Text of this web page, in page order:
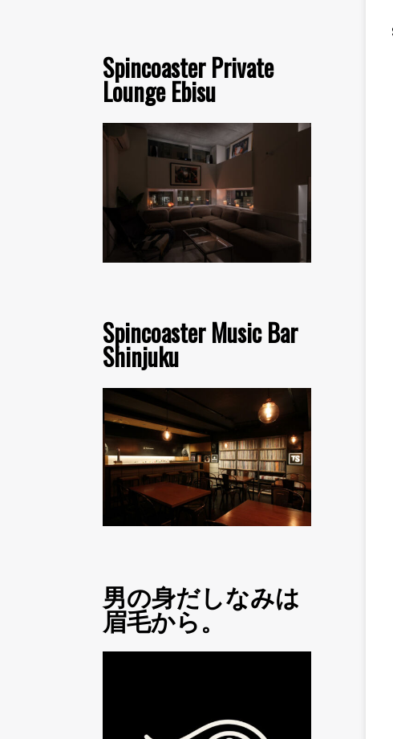
Spincoaster Private
Lounge Ebisu
Spincoaster Music Bar
Shinjuku
男の身だしなみは
眉毛から。